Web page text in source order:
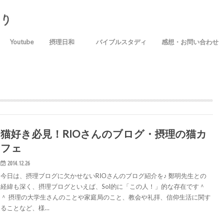
Youtube 摂理日和 バイブルスタディ 感想・お問い合わせ
猫好き必見！RIOさんのブログ・摂理の猫カ
フェ
2014.12.26
今日は、摂理ブログに欠かせないRIOさんのブログ紹介を♪ 鄭明先生との
経緯も深く、摂理ブログといえば、Sol的に「この人！」的な存在です＾
＾ 摂理の大学生さんのことや家庭局のこと、教会や礼拝、信仰生活に関す
ることなど、様…